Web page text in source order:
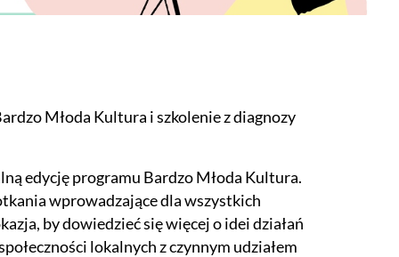
Młoda Kultura i szkolenie z diagnozy
edycję programu Bardzo Młoda Kultura.
wprowadzające dla wszystkich
by dowiedzieć się więcej o idei działań
lokalnych z czynnym udziałem